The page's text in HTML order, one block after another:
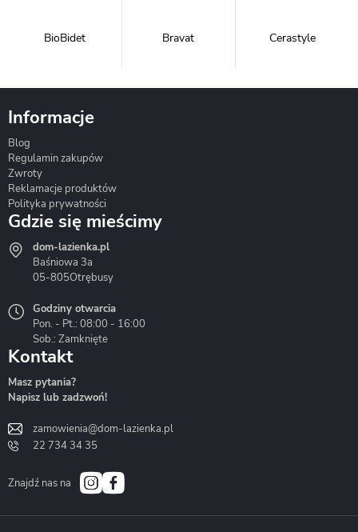
BioBidet Bravat Cerastyle
Hydrostop
Liveno
Bath&Spa
Informacje
Blog
Regulamin zakupów
Zwroty
Reklamacje produktów
Polityka prywatności
Gdzie się mieścimy
dom-lazienka.pl
Baśniowa 3a
05-805Otrębusy
Godziny otwarcia
Pon. - Pt.: 08:00 - 16:00
Sob.: Zamknięte
Kontakt
Masz pytania?
Napisz lub zadzwoń!
zamowienia@dom-lazienka.pl
22 734 34 35
Znajdź nas na